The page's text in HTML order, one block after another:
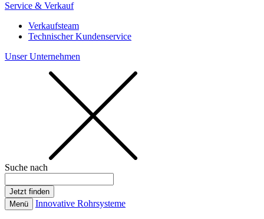
Service & Verkauf
Verkaufsteam
Technischer Kundenservice
Unser Unternehmen
Suche nach
Menü Innovative Rohrsysteme